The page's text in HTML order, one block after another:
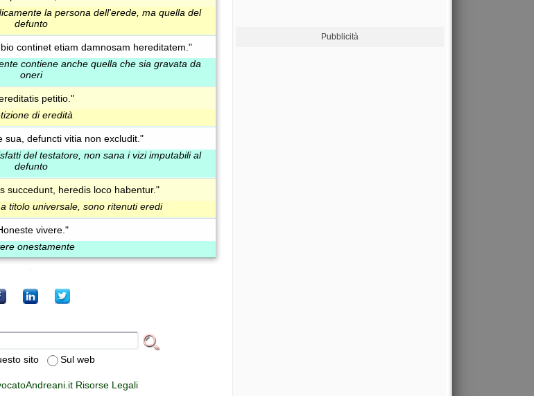
la persona dell'erede, ma quella del
defunto
continet etiam damnosam hereditatem."
contiene anche quella che sia gravata da
oneri
petitio."
di eredità
sua, defuncti vitia non excludit."
del testatore, non sana i vizi imputabili al
defunto
succedunt, heredis loco habentur."
titolo universale, sono ritenuti eredi
vivere."
onestamente
sito Sul web
Risorse Legali
Pubblicità